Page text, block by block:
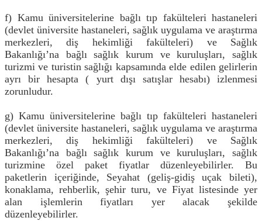
f) Kamu üniversitelerine bağlı tıp fakülteleri hastaneleri
(devlet üniversite hastaneleri, sağlık uygulama ve araştırma
merkezleri, diş hekimliği fakülteleri) ve Sağlık
Bakanlığı’na bağlı sağlık kurum ve kuruluşları, sağlık
turizmi ve turistin sağlığı kapsamında elde edilen gelirlerin
ayrı bir hesapta ( yurt dışı satışlar hesabı) izlenmesi
zorunludur.
g) Kamu üniversitelerine bağlı tıp fakülteleri hastaneleri
(devlet üniversite hastaneleri, sağlık uygulama ve araştırma
merkezleri, diş hekimliği fakülteleri) ve Sağlık
Bakanlığı’na bağlı sağlık kurum ve kuruluşları, sağlık
turizmine özel paket fiyatlar düzenleyebilirler. Bu
paketlerin içeriğinde, Seyahat (geliş-gidiş uçak bileti),
konaklama, rehberlik, şehir turu, ve Fiyat listesinde yer
alan işlemlerin fiyatları yer alacak şekilde
düzenleyebilirler.